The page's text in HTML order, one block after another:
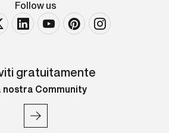
Follow us
gratuitamente
nostra Community